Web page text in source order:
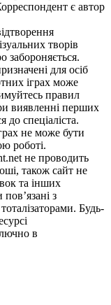
є автор
творів
забороняється.
для осіб
іграх може
правил
виявленні перших
до спеціаліста.
не може бути
роботі.
не проводить
також сайт не
та інших
з
Будь-
в